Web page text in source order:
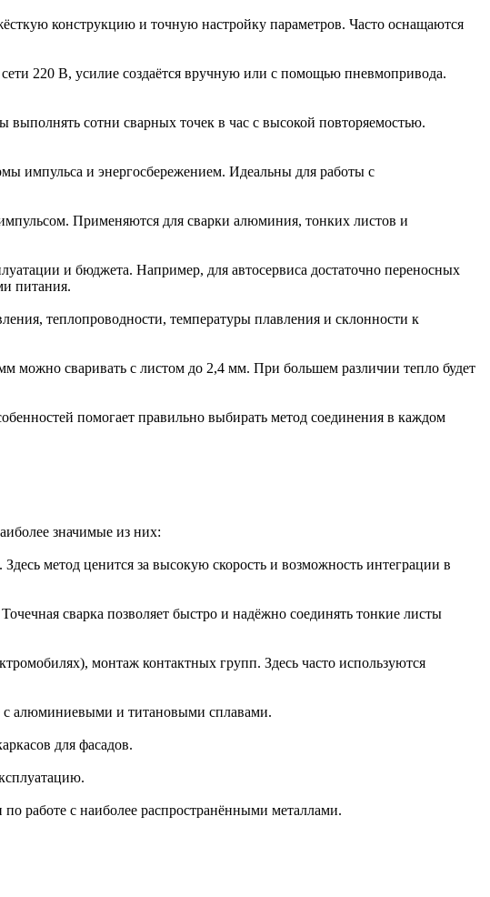
конструкцию и точную настройку параметров. Часто оснащаются
220 В, усилие создаётся вручную или с помощью пневмопривода.
сотни сварных точек в час с высокой повторяемостью.
импульса и энергосбережением. Идеальны для работы с
Применяются для сварки алюминия, тонких листов и
и бюджета. Например, для автосервиса достаточно переносных
питания.
теплопроводности, температуры плавления и склонности к
сваривать с листом до 2,4 мм. При большем различии тепло будет
помогает правильно выбирать метод соединения в каждом
значимые из них:
метод ценится за высокую скорость и возможность интеграции в
сварка позволяет быстро и надёжно соединять тонкие листы
монтаж контактных групп. Здесь часто используются
с алюминиевыми и титановыми сплавами.
для фасадов.
работе с наиболее распространёнными металлами.